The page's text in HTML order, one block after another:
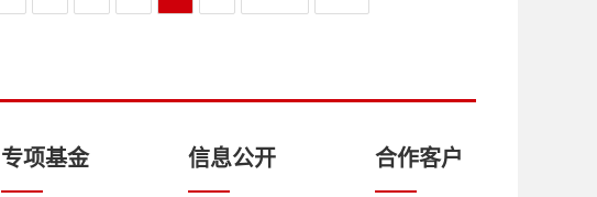
专项基金 信息公开 合作客户